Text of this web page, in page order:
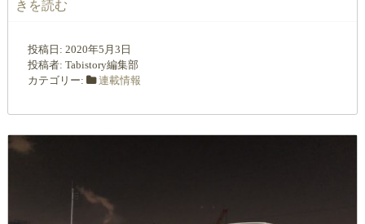
きを読む
投稿日: 2020年5月3日
投稿者: Tabistory編集部
カテゴリー:
連載情報